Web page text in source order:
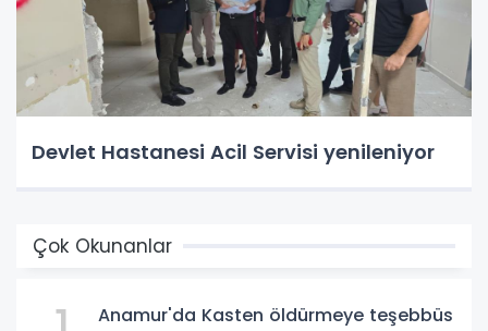
Devlet Hastanesi Acil Servisi yenileniyor
Çok Okunanlar
Anamur'da Kasten öldürmeye teşebbüs